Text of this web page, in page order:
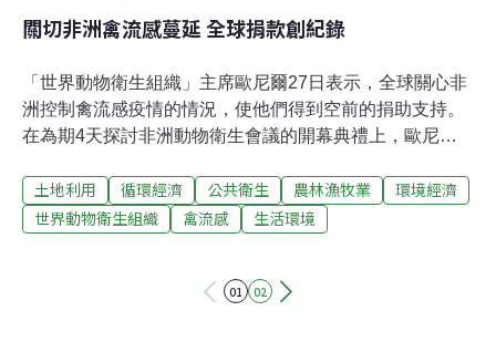
關切非洲禽流感蔓延 全球捐款創紀錄
「世界動物衛生組織」主席歐尼爾27日表示，全球關心非
洲控制禽流感疫情的情況，使他們得到空前的捐助支持。
在為期4天探討非洲動物衛生會議的開幕典禮上，歐尼爾
貧窮的大地解決禽流感問題。他並沒有說明究竟收到多少
捐款。從2006年發生第一起病例至今，非洲已有8個國家
禽流感病例的國家中，H5N1病毒是造成死亡的主因，已
土地利用 循環經濟 公共衛生 農林漁牧業
環境經濟
世界動物衛生組織
禽流感 生活環境
01 02